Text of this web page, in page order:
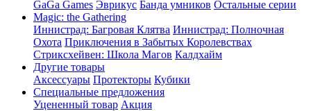
GaGa Games Эврикус Банда умников Остальные серии
Magic: the Gathering
Иннистрад: Багровая Клятва Иннистрад: Полночная
Охота Приключения в Забытых Королевствах
Стриксхейвен: Школа Магов Калдхайм
Другие товары
Аксессуары Протекторы Кубики
Специальные предложения
Уцененный товар Акция